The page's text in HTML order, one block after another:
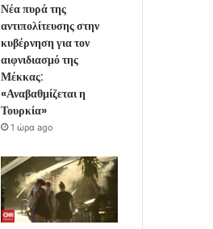
Νέα πυρά της
αντιπολίτευσης στην
κυβέρνηση για τον
αιφνιδιασμό της
Μέκκας:
«Αναβαθμίζεται η
Τουρκία»
1 ώρα ago